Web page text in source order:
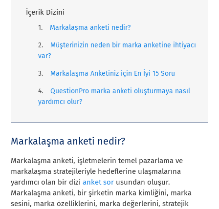
İçerik Dizini
Markalaşma anketi nedir?
Müşterinizin neden bir marka anketine ihtiyacı
var?
Markalaşma Anketiniz için En İyi 15 Soru
QuestionPro marka anketi oluşturmaya nasıl
yardımcı olur?
Markalaşma anketi nedir?
Markalaşma anketi, işletmelerin temel pazarlama ve
markalaşma stratejileriyle hedeflerine ulaşmalarına
yardımcı olan bir dizianket sor usundan oluşur.
Markalaşma anketi, bir şirketin marka kimliğini, marka
sesini, marka özelliklerini, marka değerlerini, stratejik